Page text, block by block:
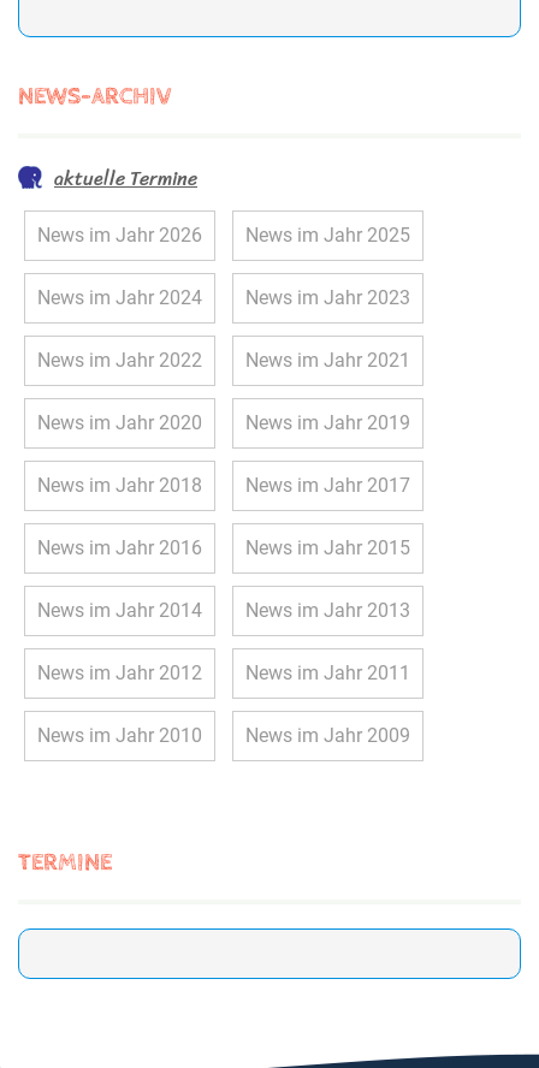
NEWS-ARCHIV
aktuelle Termine
News im Jahr 2026 News im Jahr 2025
News im Jahr 2024 News im Jahr 2023
News im Jahr 2022 News im Jahr 2021
News im Jahr 2020 News im Jahr 2019
News im Jahr 2018 News im Jahr 2017
News im Jahr 2016 News im Jahr 2015
News im Jahr 2014 News im Jahr 2013
News im Jahr 2012 News im Jahr 2011
News im Jahr 2010 News im Jahr 2009
TERMINE